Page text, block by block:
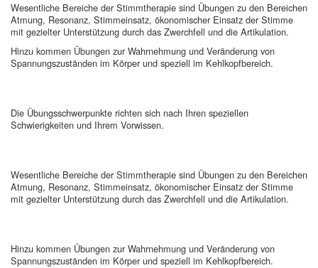
Wesentliche Bereiche der Stimmtherapie sind Übungen zu den Bereichen
Atmung, Resonanz, Stimmeinsatz, ökonomischer Einsatz der Stimme
mit gezielter Unterstützung durch das Zwerchfell und die Artikulation.
Hinzu kommen Übungen zur Wahrnehmung und Veränderung von
Spannungszuständen im Körper und speziell im Kehlkopfbereich.
Die Übungsschwerpunkte richten sich nach Ihren speziellen
Schwierigkeiten und Ihrem Vorwissen.
Wesentliche Bereiche der Stimmtherapie sind Übungen zu den Bereichen
Atmung, Resonanz, Stimmeinsatz, ökonomischer Einsatz der Stimme
mit gezielter Unterstützung durch das Zwerchfell und die Artikulation.
Hinzu kommen Übungen zur Wahrnehmung und Veränderung von
Spannungszuständen im Körper und speziell im Kehlkopfbereich.